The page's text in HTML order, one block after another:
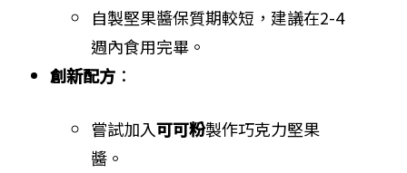
自製堅果醬保質期較短，建議在2-4
週內食用完畢。
創新配方 ：
嘗試加入可可粉製作巧克力堅果
醬。